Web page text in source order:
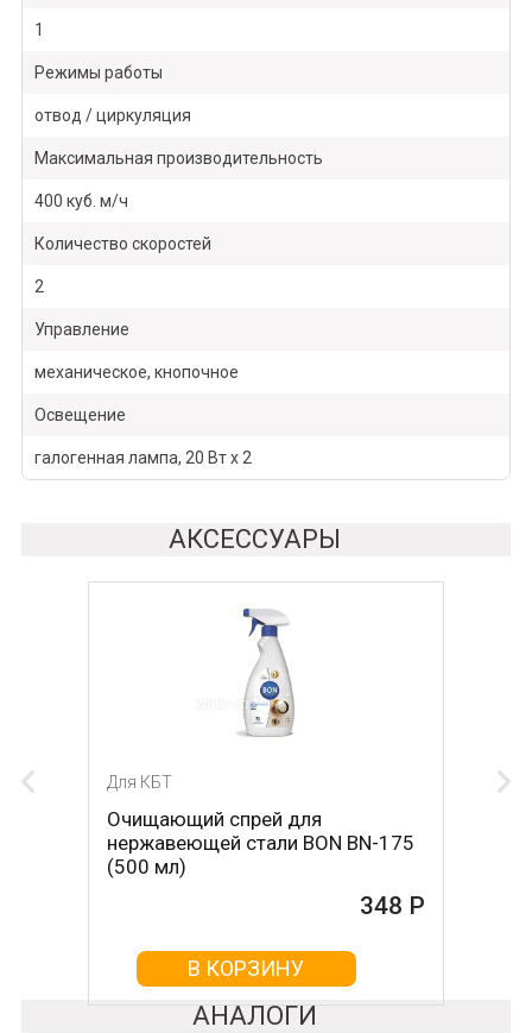
1
Режимы работы
отвод / циркуляция
Максимальная производительность
400 куб. м/ч
Количество скоростей
2
Управление
механическое, кнопочное
Освещение
галогенная лампа, 20 Вт х 2
АКСЕССУАРЫ
Для КБТ
Очищающий спрей для
нержавеющей стали BON BN-175
(500 мл)
348 Р
В КОРЗИНУ
АНАЛОГИ